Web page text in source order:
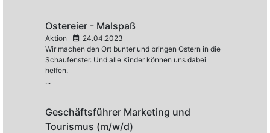
Ostereier - Malspaß
Aktion
24.04.2023
Wir machen den Ort bunter und bringen Ostern in die
Schaufenster. Und alle Kinder können uns dabei
helfen.
...
Geschäftsführer Marketing und
Tourismus (m/w/d)